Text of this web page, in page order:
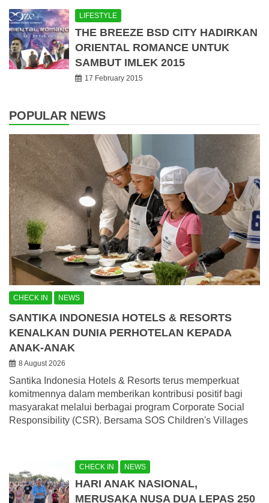
LIFESTYLE
THE BREEZE BSD CITY HADIRKAN
ORIENTAL ROMANCE UNTUK
SAMBUT IMLEK 2015
17 February 2015
POPULAR NEWS
CHECK IN NEWS
SANTIKA INDONESIA HOTELS & RESORTS
KENALKAN DUNIA PERHOTELAN KEPADA
ANAK-ANAK
8 August 2026
Santika Indonesia Hotels & Resorts terus memperkuat
komitmennya dalam memberikan kontribusi positif bagi
masyarakat melalui berbagai program Corporate Social
Responsibility (CSR). Bersama SOS Children's Villages
CHECK IN NEWS
HARI ANAK NASIONAL,
MERUSAKA NUSA DUA LEPAS 250